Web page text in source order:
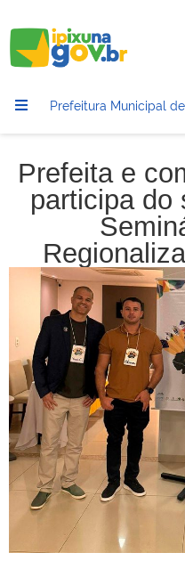
Prefeitura Municipal
Prefeita e
participa do